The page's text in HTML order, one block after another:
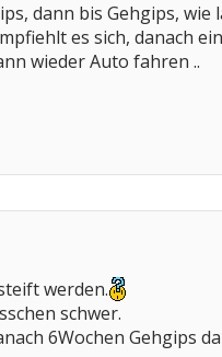
dann bis Gehgips,
es sich, danach
wieder Auto fahren ..
werden.
schwer.
6Wochen Gehgips